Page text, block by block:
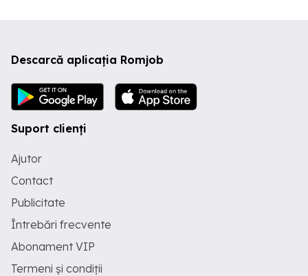
Descarcă aplicația Romjob
Suport clienți
Ajutor
Contact
Publicitate
Întrebări frecvente
Abonament VIP
Termeni și condiții